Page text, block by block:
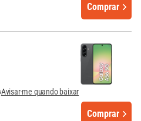
Comprar
Avisar-me quando baixar
Comprar